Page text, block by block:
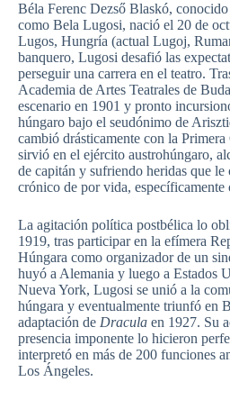
Béla Ferenc Dezső Blaskó,
como Bela Lugosi, nació el 20 de
Lugos, Hungría (actual Lugoj,
banquero, Lugosi desafió las
perseguir una carrera en el teatro.
Academia de Artes Teatrales de
escenario en 1901 y pronto
húngaro bajo el seudónimo de
cambió drásticamente con la
sirvió en el ejército austrohúngaro,
de capitán y sufriendo heridas que le
crónico de por vida, específicamente
La agitación política postbélica lo
1919, tras participar en la efímera
Húngara como organizador de un
huyó a Alemania y luego a Estados
Nueva York, Lugosi se unió a la
húngara y eventualmente triunfó en
adaptación de Dracula en 1927. Su
presencia imponente lo hicieron
interpretó en más de 200 funciones
Los Ángeles.